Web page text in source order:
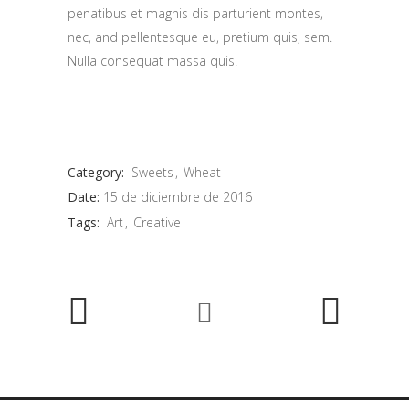
penatibus et magnis dis parturient montes,
nec, and pellentesque eu, pretium quis, sem.
Nulla consequat massa quis.
Category: Sweets
Wheat
Date: 15 de diciembre de 2016
Tags: Art Creative